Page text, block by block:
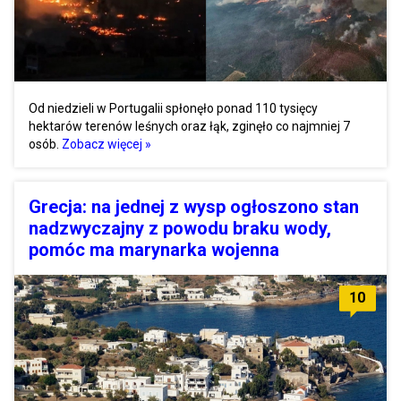
Od niedzieli w Portugalii spłonęło ponad 110 tysięcy
hektarów terenów leśnych oraz łąk, zginęło co najmniej 7
osób. Zobacz więcej »
Grecja: na jednej z wysp ogłoszono stan
nadzwyczajny z powodu braku wody,
pomóc ma marynarka wojenna
10